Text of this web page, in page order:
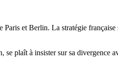
et Berlin. La stratégie française
plaît à insister sur sa divergence